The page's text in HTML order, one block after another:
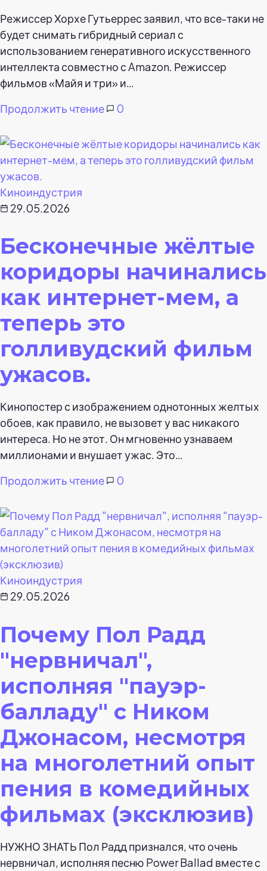
Режиссер Хорхе Гутьеррес заявил, что все-таки не
будет снимать гибридный сериал с
использованием генеративного искусственного
интеллекта совместно с Amazon. Режиссер
фильмов «Майя и три» и…
Продолжить чтение
0
Киноиндустрия
29.05.2026
Бесконечные жёлтые
коридоры начинались
как интернет-мем, а
теперь это
голливудский фильм
ужасов.
Кинопостер с изображением однотонных желтых
обоев, как правило, не вызовет у вас никакого
интереса. Но не этот. Он мгновенно узнаваем
миллионами и внушает ужас. Это…
Продолжить чтение
0
Киноиндустрия
29.05.2026
Почему Пол Радд
"нервничал",
исполняя "пауэр-
балладу" с Ником
Джонасом, несмотря
на многолетний опыт
пения в комедийных
фильмах (эксклюзив)
НУЖНО ЗНАТЬ Пол Радд признался, что очень
нервничал, исполняя песню Power Ballad вместе с